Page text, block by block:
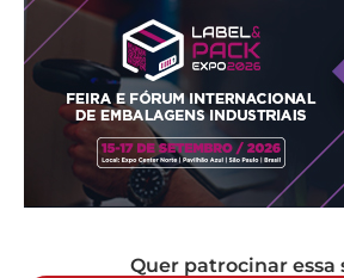
Quer patrocinar essa